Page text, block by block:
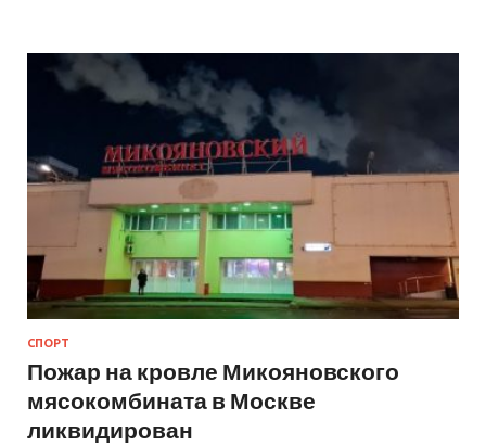
СПОРТ
Пожар на кровле Микояновского
мясокомбината в Москве
ликвидирован